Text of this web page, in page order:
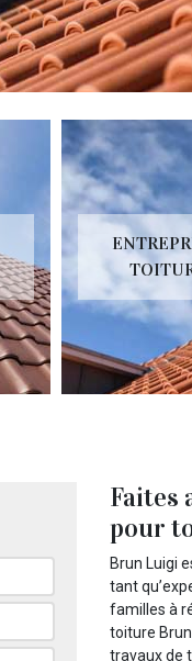
Faites
pour
Brun Luigi
tant
familles à
toiture
travaux de